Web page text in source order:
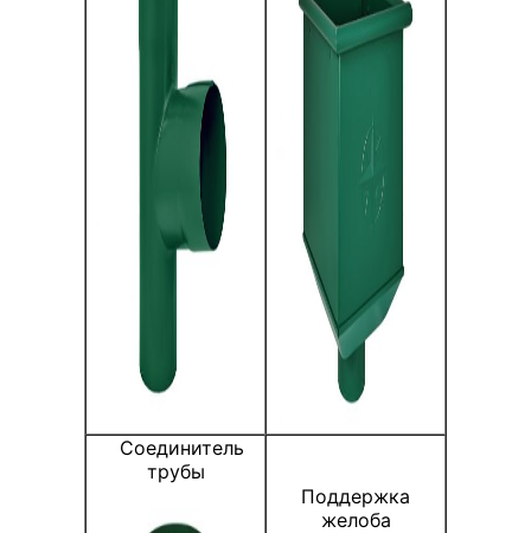
Соединитель
трубы
Поддержка
желоба